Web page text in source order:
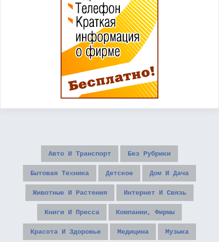
Авто И Транспорт Без Рубрики
Бытовая Техника Детское Дом И Дача
Животные И Растения Интернет И Связь
Книги И Пресса Компании, Фирмы
Красота И Здоровье Медицина Музыка